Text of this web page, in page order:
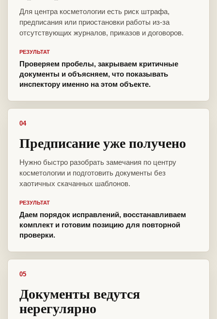
Для центра косметологии есть риск штрафа,
предписания или приостановки работы из-за
отсутствующих журналов, приказов и договоров.
РЕЗУЛЬТАТ
Проверяем пробелы, закрываем критичные
документы и объясняем, что показывать
инспектору именно на этом объекте.
04
Предписание уже получено
Нужно быстро разобрать замечания по центру
косметологии и подготовить документы без
хаотичных скачанных шаблонов.
РЕЗУЛЬТАТ
Даем порядок исправлений, восстанавливаем
комплект и готовим позицию для повторной
проверки.
05
Документы ведутся
нерегулярно